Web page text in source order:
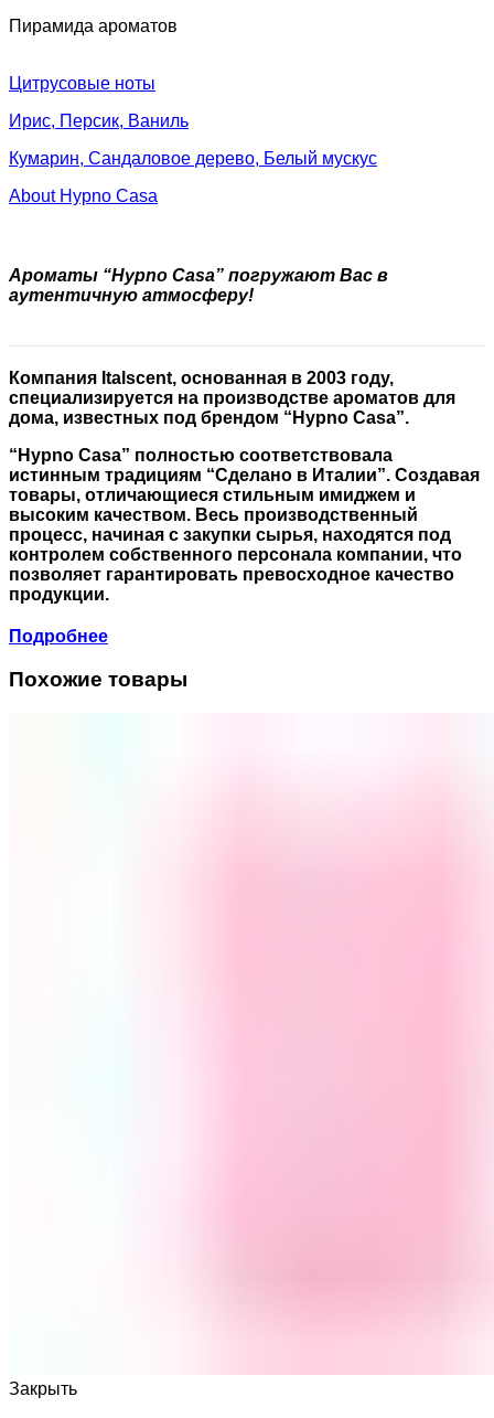
Пирамида ароматов
Цитрусовые ноты
Ирис, Персик, Ваниль
Кумарин, Сандаловое дерево, Белый мускус
About Hypno Casa
Ароматы “Hypno Casa” погружают Вас в
аутентичную атмосферу!
Компания Italscent, основанная в 2003 году,
специализируется на производстве ароматов для
дома, известных под брендом “Hypno Casa”.
“Hypno Casa” полностью соответствовала
истинным традициям “Сделано в Италии”. Создавая
товары, отличающиеся стильным имиджем и
высоким качеством. Весь производственный
процесс, начиная с закупки сырья, находятся под
контролем собственного персонала компании, что
позволяет гарантировать превосходное качество
продукции.
Подробнее
Похожие товары
Закрыть